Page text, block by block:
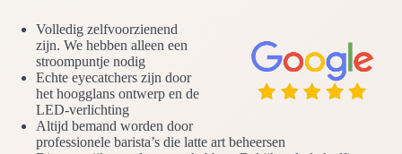
Volledig zelfvoorzienend
zijn. We hebben alleen een
stroompuntje nodig
Echte eyecatchers zijn door
het hoogglans ontwerp en de
LED-verlichting
Altijd bemand worden door
professionele barista’s die latte art beheersen